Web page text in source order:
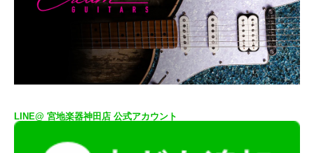
LINE@ 宮地楽器神田店 公式アカウント